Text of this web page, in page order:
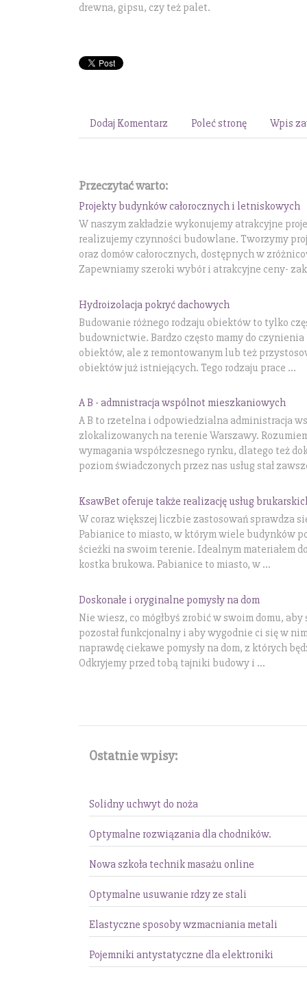
drewna, gipsu, czy też palet.
Dodaj Komentarz Poleć stronę Wpis
Przeczytać warto:
Projekty budynków całorocznych i letniskowych
W naszym zakładzie wykonujemy atrakcyjne
realizujemy czynności budowlane. Tworzymy
oraz domów całorocznych, dostępnych w
Zapewniamy szeroki wybór i atrakcyjne ceny-
Hydroizolacja pokryć dachowych
Budowanie różnego rodzaju obiektów to tylko
budownictwie. Bardzo często mamy do
obiektów, ale z remontowanym lub też
obiektów już istniejących. Tego rodzaju prace ...
A B - admnistracja wspólnot mieszkaniowych
A B to rzetelna i odpowiedzialna administracja
zlokalizowanych na terenie Warszawy.
wymagania współczesnego rynku, dlatego też
poziom świadczonych przez nas usług stał
KsawBet oferuje także realizację usług
W coraz większej liczbie zastosowań sprawdza
Pabianice to miasto, w którym wiele budynków
ścieżki na swoim terenie. Idealnym materiałem
kostka brukowa. Pabianice to miasto, w ...
Doskonałe i oryginalne pomysły na dom
Nie wiesz, co mógłbyś zrobić w swoim domu,
pozostał funkcjonalny i aby wygodnie ci się w
naprawdę ciekawe pomysły na dom, z których
Odkryjemy przed tobą tajniki budowy i ...
Ostatnie wpisy:
Solidny uchwyt do noża
Optymalne rozwiązania dla chodników.
Nowa szkoła technik masażu online
Optymalne usuwanie rdzy ze stali
Elastyczne sposoby wzmacniania metali
Pojemniki antystatyczne dla elektroniki